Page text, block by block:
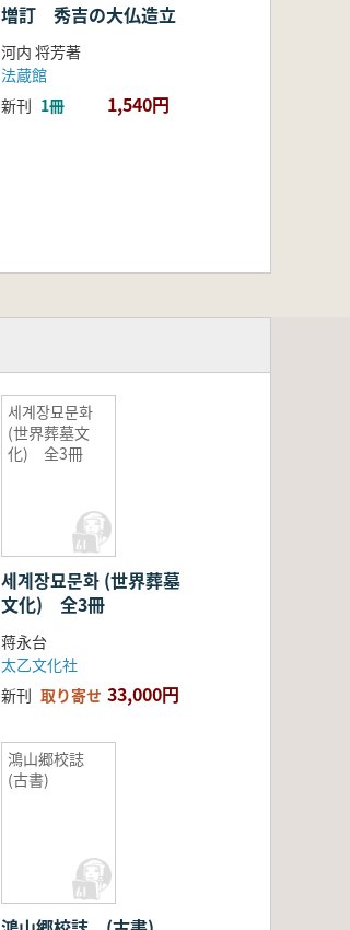
増訂 秀吉の大仏造立
河内 将芳著
法蔵館
新刊 1冊 1,540円
세계장묘문화
(世界葬墓文
化) 全3冊
세계장묘문화 (世界葬墓
文化) 全3冊
蒋永台
太乙文化社
新刊 取り寄せ 33,000円
鴻山郷校誌
(古書)